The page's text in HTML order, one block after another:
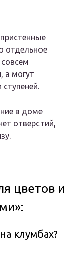
отдельное
а могут
в доме
отверстий,
цветов и
клумбах?